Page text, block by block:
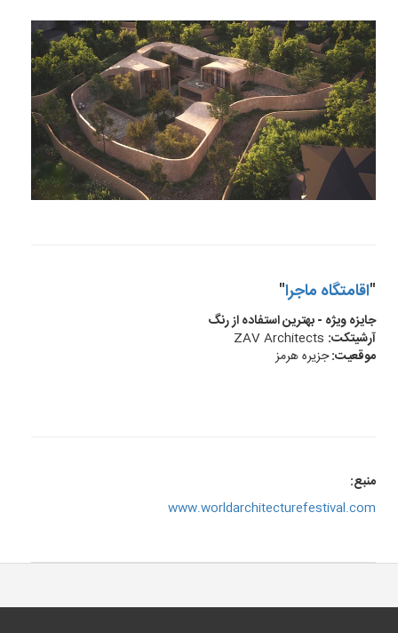
"اقامتگاه ماجرا"
جایزه ویژه - بهترین استفاده از رنگ
آرشیتکت:
موقعیت:جزیره هرمز
منبع:
www.worldarchitecturefestival.com